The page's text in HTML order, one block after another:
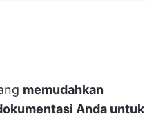
memudahkan
Anda untuk